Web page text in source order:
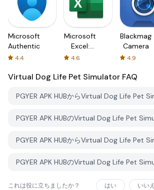
Microsoft
Authenticator
4.4
Microsoft
Excel:
Spreadsheets
4.6
Blackmagic
Camera
4.9
Virtual Dog Life Pet Simulator FAQ
これは役に立ちましたか？ はい いいえ